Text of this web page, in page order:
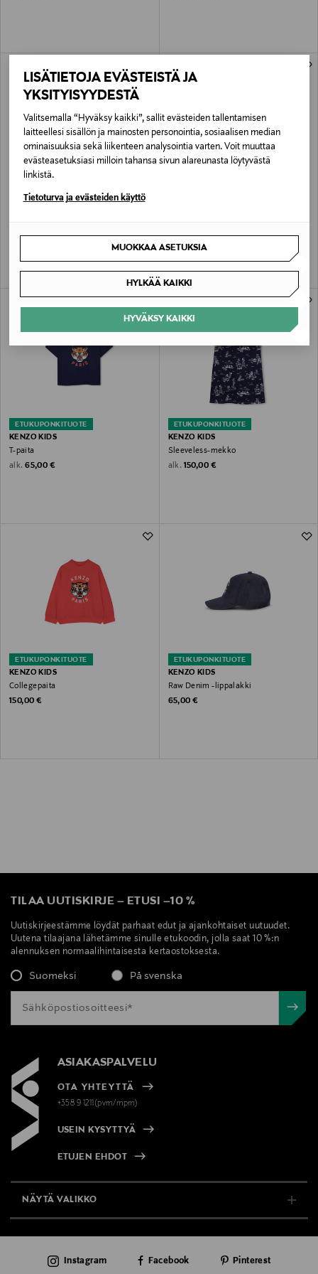
LISÄTIETOJA EVÄSTEISTÄ JA
YKSITYISYYDESTÄ
Valitsemalla “Hyväksy kaikki”, sallit evästeiden tallentamisen
laitteellesi sisällön ja mainosten personointia, sosiaalisen median
ominaisuuksia sekä liikenteen analysointia varten. Voit muuttaa
evästeasetuksiasi milloin tahansa sivun alareunasta löytyvästä
linkistä.
Tietoturva ja evästeiden käyttö
MUOKKAA ASETUKSIA
HYLKÄÄ KAIKKI
HYVÄKSY KAIKKI
KENZO KIDS
ETUKUPONKITUOTE
KENZO KIDS
T-paita
alk. Original Price
65,00 €
ETUKUPONKITUOTE
KENZO KIDS
Sleeveless-mekko
alk. Original Price
150,00 €
ETUKUPONKITUOTE
KENZO KIDS
Collegepaita
Original Price
150,00 €
ETUKUPONKITUOTE
KENZO KIDS
Raw Denim -lippalakki
Original Price
65,00 €
TILAA UUTISKIRJE – ETUSI –10 %
Uutiskirjeestämme löydät parhaat edut ja ajankohtaiset uutuudet.
Uutena tilaajana lähetämme sinulle etukoodin, jolla saat 10 %:n
alennuksen normaalihintaisesta kertaostoksesta.
Suomeksi På svenska
ASIAKASPALVELU
OTA YHTEYTTÄ
+358 9 1211(pvm/mpm)
USEIN KYSYTTYÄ
ETUJEN EHDOT
NÄYTÄ VALIKKO
AJANKOHTAISTA
Instagram Facebook Pinterest